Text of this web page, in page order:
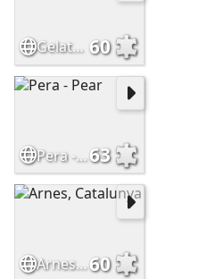
Gelats - Ice-Cream 60
Pera - Pear63
Arnes, Catalunya60